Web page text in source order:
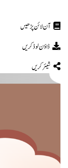
ڈاؤن لوڈ کریں
شیئر کریں